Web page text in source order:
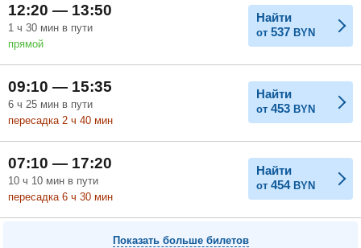
12:20 — 13:50
1 ч 30 мин в пути
прямой
Найти
от 537 BYN
09:10 — 15:35
6 ч 25 мин в пути
пересадка 2 ч 40 мин
Найти
от 453 BYN
07:10 — 17:20
10 ч 10 мин в пути
пересадка 6 ч 30 мин
Найти
от 454 BYN
Показать больше билетов